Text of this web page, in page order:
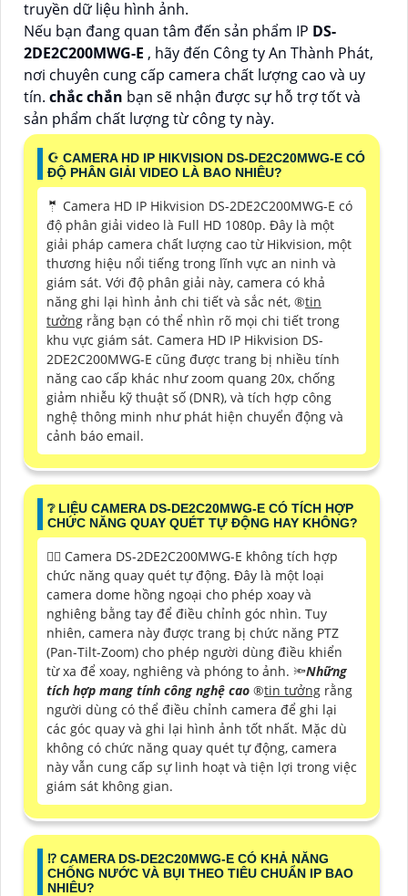
truyền dữ liệu hình ảnh.
Nếu bạn đang quan tâm đến sản phẩm IP DS-
2DE2C200MWG-E , hãy đến Công ty An Thành Phát,
nơi chuyên cung cấp camera chất lượng cao và uy
tín. chắc chắn bạn sẽ nhận được sự hỗ trợ tốt và
sản phẩm chất lượng từ công ty này.
☪ CAMERA HD IP HIKVISION DS-DE2C20MWG-E CÓ
ĐỘ PHÂN GIẢI VIDEO LÀ BAO NHIÊU?
🤵 Camera HD IP Hikvision DS-2DE2C200MWG-E có
độ phân giải video là Full HD 1080p. Đây là một
giải pháp camera chất lượng cao từ Hikvision, một
thương hiệu nổi tiếng trong lĩnh vực an ninh và
giám sát. Với độ phân giải này, camera có khả
năng ghi lại hình ảnh chi tiết và sắc nét, ®️tin
tưởng rằng bạn có thể nhìn rõ mọi chi tiết trong
khu vực giám sát. Camera HD IP Hikvision DS-
2DE2C200MWG-E cũng được trang bị nhiều tính
năng cao cấp khác như zoom quang 20x, chống
giảm nhiễu kỹ thuật số (DNR), và tích hợp công
nghệ thông minh như phát hiện chuyển động và
cảnh báo email.
❔ LIỆU CAMERA DS-DE2C20MWG-E CÓ TÍCH HỢP
CHỨC NĂNG QUAY QUÉT TỰ ĐỘNG HAY KHÔNG?
❤️‍💋‍ Camera DS-2DE2C200MWG-E không tích hợp
chức năng quay quét tự động. Đây là một loại
camera dome hồng ngoại cho phép xoay và
nghiêng bằng tay để điều chỉnh góc nhìn. Tuy
nhiên, camera này được trang bị chức năng PTZ
(Pan-Tilt-Zoom) cho phép người dùng điều khiển
từ xa để xoay, nghiêng và phóng to ảnh. 🔦Những
tích hợp mang tính công nghệ cao ®️tin tưởng rằng
người dùng có thể điều chỉnh camera để ghi lại
các góc quay và ghi lại hình ảnh tốt nhất. Mặc dù
không có chức năng quay quét tự động, camera
này vẫn cung cấp sự linh hoạt và tiện lợi trong việc
giám sát không gian.
⁉️ CAMERA DS-DE2C20MWG-E CÓ KHẢ NĂNG
CHỐNG NƯỚC VÀ BỤI THEO TIÊU CHUẨN IP BAO
NHIÊU?